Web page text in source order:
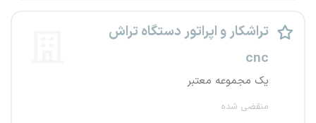
تراشکار و اپراتور دستگاه تراش
cnc
یک مجموعه معتبر
منقضی شده